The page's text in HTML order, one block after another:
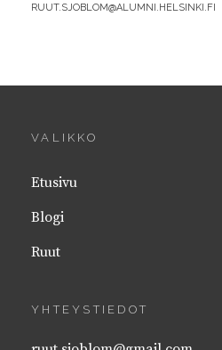
BY
RUUT.SJOBLOM@ALUMNI.HELSINKI.FI
VALIKKO
Etusivu
Blogi
Ruut
YHTEYSTIEDOT